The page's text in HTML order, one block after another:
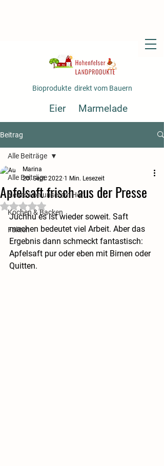
Bioprodukte direkt vom Bauern
Eier
Marmelade
Fertiggerichte
Gemüse
Beitrag
Alle Beiträge
Neues von unserem Hof
Kochen & Backen
Fakten
Alle Beiträge
Apfelsaft frisch aus der Presse
Marina
20. Sept. 2022 1 Min. Lesezeit
Mit NaN von 5 Sternen bewertet.
Juchhu es ist wieder soweit. Saft
machen bedeutet viel Arbeit. Aber das
Ergebnis dann schmeckt fantastisch:
Apfelsaft pur oder eben mit Birnen oder
Quitten.